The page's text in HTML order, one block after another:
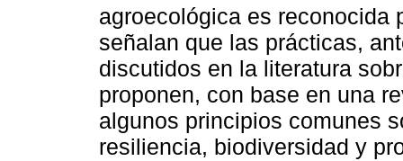
agroecológica es reconocida
señalan que las prácticas,
discutidos en la literatura
proponen, con base en una
algunos principios comunes
resiliencia, biodiversidad y